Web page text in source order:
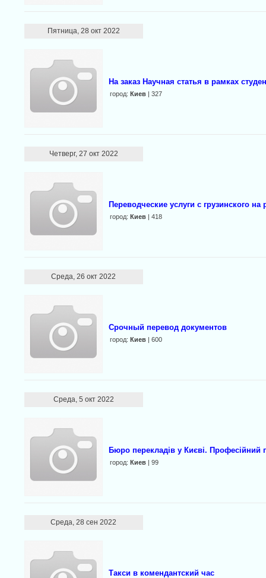
Пятница, 28 окт 2022
На заказ Научная статья в рамках
город: Киев| 327
Четверг, 27 окт 2022
Переводческие услуги с грузинского на
город: Киев| 418
Среда, 26 окт 2022
Срочный перевод документов
город: Киев| 600
Среда, 5 окт 2022
Бюро перекладів у Києві. Професійний
город: Киев| 99
Среда, 28 сен 2022
Такси в комендантский час